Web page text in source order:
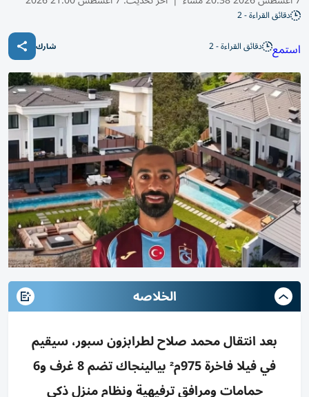
دقائق القراءة - 2
استمع دقائق القراءة - 2 شارك
الخلاصه
بعد انتقال محمد صلاح لطرابزون سبور، سيقيم
في فيلا فاخرة 975م² بيالينجاك تضم 8 غرف و6
حمامات ومرافق ترفيهية ونظام منزل ذكي